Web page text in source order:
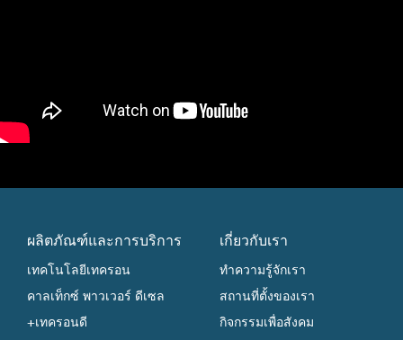
ผลิตภัณฑ์และการบริการ
เทคโนโลยีเทครอน
คาลเท็กซ์ พาวเวอร์ ดีเซล
+เทครอนดี
เกี่ยวกับเรา
ทำความรู้จักเรา
สถานที่ตั้งของเรา
กิจกรรมเพื่อสังคม